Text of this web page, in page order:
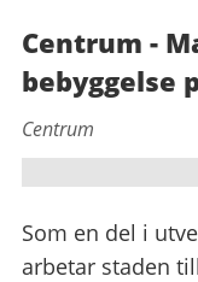
Centrum -
bebyggelse
Centrum
Som en del i
arbetar staden